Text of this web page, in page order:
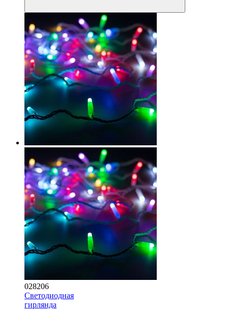
028206
Светодиодная
гирлянда